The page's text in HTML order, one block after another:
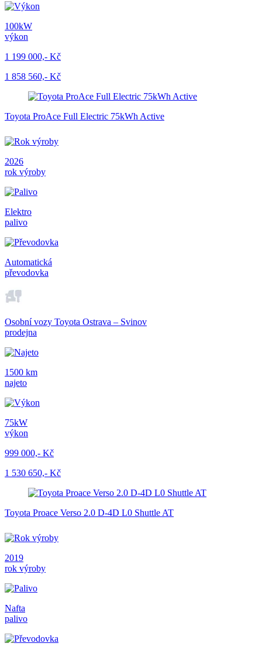
100kW
výkon
1 199 000,- Kč
1 858 560,- Kč
Toyota ProAce Full Electric 75kWh Active
2026
rok výroby
Elektro
palivo
Automatická
převodovka
Osobní vozy Toyota Ostrava – Svinov
prodejna
1500 km
najeto
75kW
výkon
999 000,- Kč
1 530 650,- Kč
Toyota Proace Verso 2.0 D-4D L0 Shuttle AT
2019
rok výroby
Nafta
palivo